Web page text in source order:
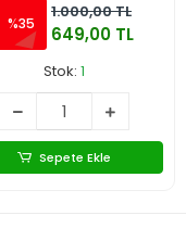
%35
1.000,00 TL
649,00 TL
Stok: 1
Sepete Ekle